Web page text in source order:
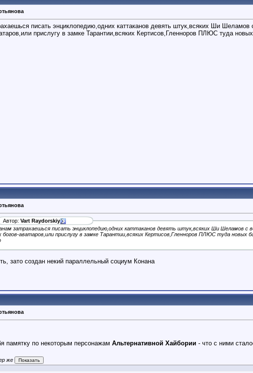
писать энциклопедию,одних каттаканов девять штук,всяких Ши Шеламов
прислугу в замке Тарантии,всяких Кертисов,Гленноров ПЛЮС туда
Автор: Vart Raydorskiy
затрахаешься писать энциклопедию,одних каттаканов девять штук,всяких Ши Шеламов с
богов-аватаров,или прислугу в замке Тарантии,всяких Кертисов,Гленноров ПЛЮС туда новых
зато создан некий параллельный социум Конана
памятку по некоторым персонажам Альтернативной Хайбории - что с ними
же